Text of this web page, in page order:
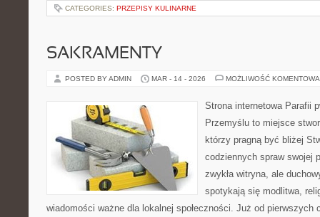
CATEGORIES: PRZEPISY KULINARNE
SAKRAMENTY
POSTED BY ADMIN MAR - 14 - 2026 MOŻLIWOŚĆ
Strona internetowa Parafii
Przemyślu to miejsce
którzy pragną być bliżej
codziennych spraw swojej
zwykła witryna, ale
spotykają się modlitwa,
wiadomości ważne dla lokalnej społeczności. Już od pierwszych